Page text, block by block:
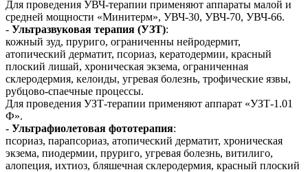
Для проведения УВЧ-терапии применяют аппараты малой и
средней мощности «Минитерм», УВЧ-30, УВЧ-70, УВЧ-66.
- Ультразвуковая терапия (УЗТ):
кожный зуд, пруриго, ограниченны нейродермит,
атопический дерматит, псориаз, кератодермии, красный
плоский лишай, хроническая экзема, ограниченная
склеродермия, келоиды, угревая болезнь, трофические язвы,
рубцово-спаечные процессы.
Для проведения УЗТ-терапии применяют аппарат «УЗТ-1.01
Ф».
- Ультрафиолетовая фототерапия:
псориаз, парапсориаз, атопический дерматит, хроническая
экзема, пиодермии, пруриго, угревая болезнь, витилиго,
алопеция, ихтиоз, бляшечная склеродермия, красный плоский